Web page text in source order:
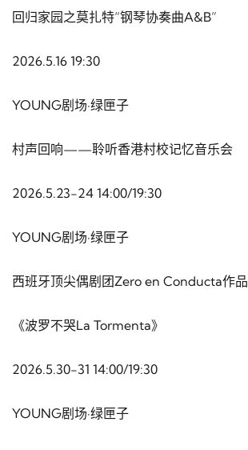
回归家园之莫扎特“钢琴协奏曲A&B”
2026.5.16 19:30
YOUNG剧场·绿匣子
村声回响——聆听香港村校记忆音乐会
2026.5.23-24 14:00/19:30
YOUNG剧场·绿匣子
西班牙顶尖偶剧团Zero en Conducta作品
《波罗不哭La Tormenta》
2026.5.30-31 14:00/19:30
YOUNG剧场·绿匣子